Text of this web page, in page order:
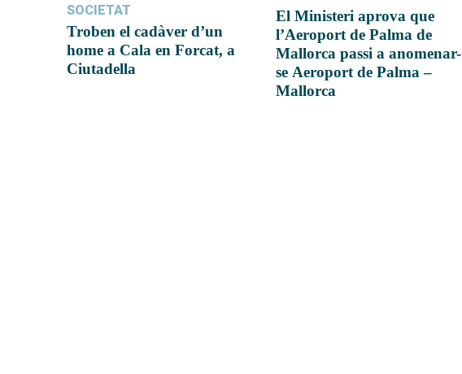
SOCIETAT
Troben el cadàver d’un
home a Cala en Forcat, a
Ciutadella
El Ministeri aprova que
l’Aeroport de Palma de
Mallorca passi a anomenar-
se Aeroport de Palma –
Mallorca